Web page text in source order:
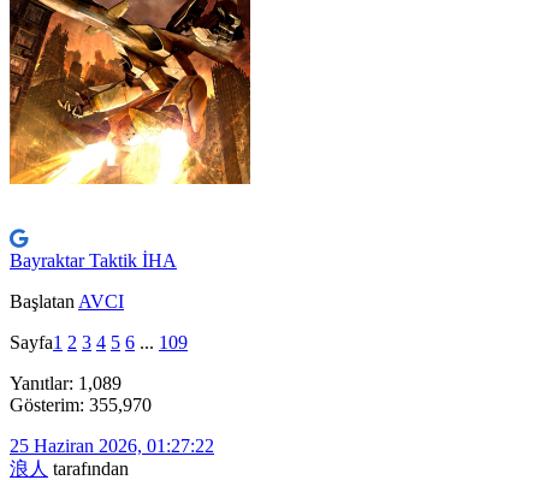
Bayraktar Taktik İHA
Başlatan AVCI
Sayfa1 2 3 4 5 6 ... 109
Yanıtlar: 1,089
Gösterim: 355,970
25 Haziran 2026, 01:27:22
浪人 tarafından